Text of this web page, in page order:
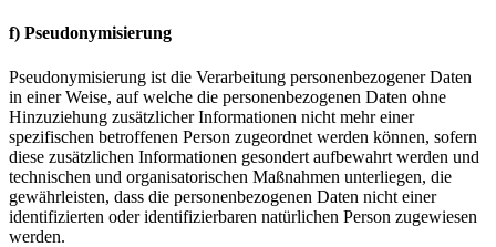
f) Pseudonymisierung
Pseudonymisierung ist die Verarbeitung personenbezogener Daten
in einer Weise, auf welche die personenbezogenen Daten ohne
Hinzuziehung zusätzlicher Informationen nicht mehr einer
spezifischen betroffenen Person zugeordnet werden können, sofern
diese zusätzlichen Informationen gesondert aufbewahrt werden und
technischen und organisatorischen Maßnahmen unterliegen, die
gewährleisten, dass die personenbezogenen Daten nicht einer
identifizierten oder identifizierbaren natürlichen Person zugewiesen
werden.